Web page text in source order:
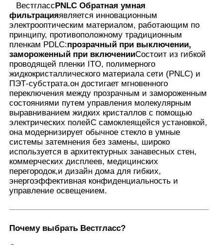
О Компании
Наша фабрика
контроль качества
контактные данные
Новости
Все случаи
Отправить запрос
ВестглассPNLC Обратная умная
фильтрацияявляется инновационным
электрооптическим материалом, работающим по
принципу, противоположному традиционным
пленкам PDLC:прозрачный при выключении,
замороженный при включенииСостоит из гибкой
проводящей пленки ITO, полимерного
жидкокристаллического материала сети (PNLC) и
ПЭТ-субстрата.он достигает мгновенного
переключения между прозрачным и замороженным
состояниями путем управления молекулярным
выравниванием жидких кристаллов с помощью
электрических полейС самоклеящейся установкой,
она модернизирует обычное стекло в умные
системы затемнения без замены, широко
используется в архитектурных занавесных стен,
коммерческих дисплеев, медицинских
перегородок,и дизайн дома для гибких,
энергоэффективная конфиденциальность и
управление освещением.
Почему выбрать Вестгласс?